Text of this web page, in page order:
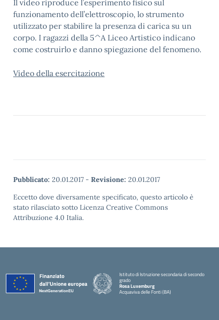
Il video riproduce l’esperimento fisico sul
funzionamento dell’elettroscopio, lo strumento
utilizzato per stabilire la presenza di carica su un
corpo. I ragazzi della 5^A Liceo Artistico indicano
come costruirlo e danno spiegazione del fenomeno.
Video della esercitazione
Pubblicato: 20.01.2017 - Revisione: 20.01.2017
Eccetto dove diversamente specificato, questo articolo è
stato rilasciato sotto Licenza Creative Commons
Attribuzione 4.0 Italia.
Istituto di Istruzione secondaria di secondo
grado
Rosa Luxemburg
Acquaviva delle Fonti (BA)